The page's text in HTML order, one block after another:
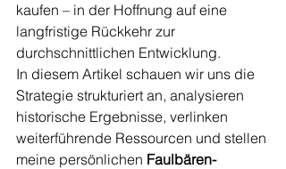
kaufen – in der Hoffnung auf eine
langfristige Rückkehr zur
durchschnittlichen Entwicklung.
In diesem Artikel schauen wir uns die
Strategie strukturiert an, analysieren
historische Ergebnisse, verlinken
weiterführende Ressourcen und stellen
meine persönlichen Faulbären-